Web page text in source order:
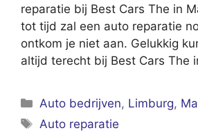
reparatie bij Best Cars The in
tot tijd zal een auto reparatie
ontkom je niet aan. Gelukkig
altijd terecht bij Best Cars The
Categorieën
Auto bedrijven, Limburg,
Tags
Auto reparatie